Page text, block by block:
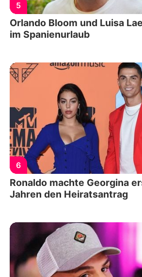
5
Orlando Bloom und Luisa
im Spanienurlaub
6
Ronaldo machte Georgina
Jahren den Heiratsantrag